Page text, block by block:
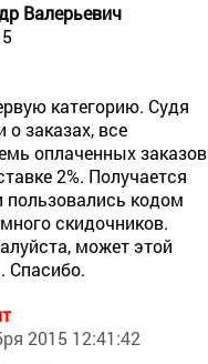
Валерьевич
категорию. Судя
заказах, все
оплаченных заказов
2%. Получается
пользовались кодом
скидочников.
может этой
Спасибо.
2015 12:41:42